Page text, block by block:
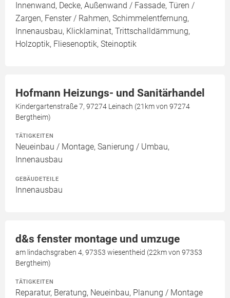
Innenwand, Decke, Außenwand / Fassade, Türen /
Zargen, Fenster / Rahmen, Schimmelentfernung,
Innenausbau, Klicklaminat, Trittschalldämmung,
Holzoptik, Fliesenoptik, Steinoptik
Hofmann Heizungs- und Sanitärhandel
Kindergartenstraße 7, 97274 Leinach (21km von 97274
Bergtheim)
TÄTIGKEITEN
Neueinbau / Montage, Sanierung / Umbau,
Innenausbau
GEBÄUDETEILE
Innenausbau
d&s fenster montage und umzuge
am lindachsgraben 4, 97353 wiesentheid (22km von 97353
Bergtheim)
TÄTIGKEITEN
Reparatur, Beratung, Neueinbau, Planung / Montage